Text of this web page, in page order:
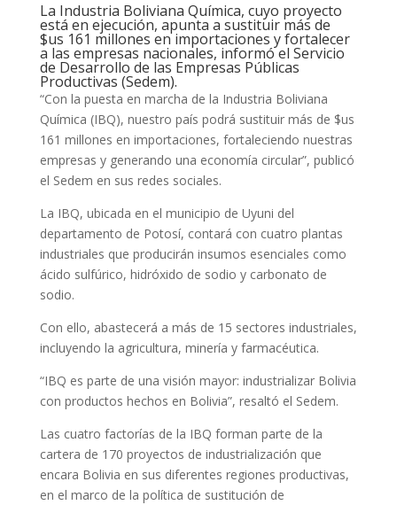
La Industria Boliviana Química, cuyo proyecto
está en ejecución, apunta a sustituir más de
$us 161 millones en importaciones y fortalecer
a las empresas nacionales, informó el Servicio
de Desarrollo de las Empresas Públicas
Productivas (Sedem).
“Con la puesta en marcha de la Industria Boliviana
Química (IBQ), nuestro país podrá sustituir más de $us
161 millones en importaciones, fortaleciendo nuestras
empresas y generando una economía circular”, publicó
el Sedem en sus redes sociales.
La IBQ, ubicada en el municipio de Uyuni del
departamento de Potosí, contará con cuatro plantas
industriales que producirán insumos esenciales como
ácido sulfúrico, hidróxido de sodio y carbonato de
sodio.
Con ello, abastecerá a más de 15 sectores industriales,
incluyendo la agricultura, minería y farmacéutica.
“IBQ es parte de una visión mayor: industrializar Bolivia
con productos hechos en Bolivia”, resaltó el Sedem.
Las cuatro factorías de la IBQ forman parte de la
cartera de 170 proyectos de industrialización que
encara Bolivia en sus diferentes regiones productivas,
en el marco de la política de sustitución de